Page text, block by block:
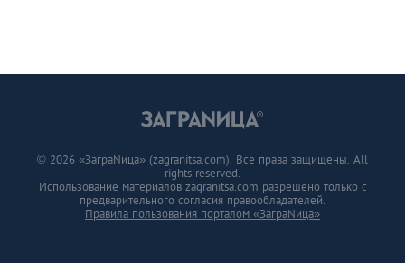
© 2026 «ЗаграNица» (zagranitsa.com). Все права защищены. All
rights reserved.
Использование материалов zagranitsa.com разрешено только с
предварительного согласия правообладателей.
Правила пользования порталом «ЗаграNица»